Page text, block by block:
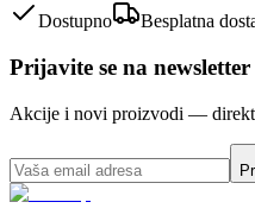
Dostupno
Besplatna
Prijavite se na newsletter
Akcije i novi proizvodi —